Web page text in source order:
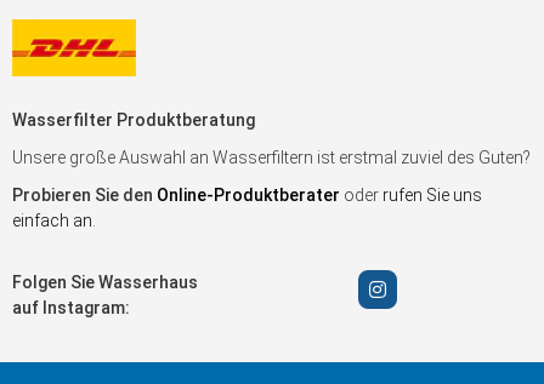
Wasserfilter Produktberatung
Unsere große Auswahl an Wasserfiltern ist erstmal zuviel des Guten?
Probieren Sie den Online-Produktberater oder rufen Sie uns
einfach an
Folgen Sie Wasserhaus
auf Instagram: